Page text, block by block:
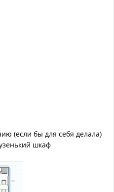
(если бы для себя делала)
шкаф